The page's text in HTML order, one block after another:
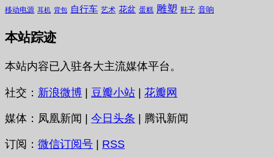
移动电源 耳机 背包 自行车 艺术 花盆 蛋糕 雕塑 鞋子 音响
本站踪迹
本站内容已入驻各大主流媒体平台。
社交： 新浪微博 | 豆瓣小站 | 花瓣网
媒体：凤凰新闻 | 今日头条 | 腾讯新闻
订阅： 微信订阅号 | RSS